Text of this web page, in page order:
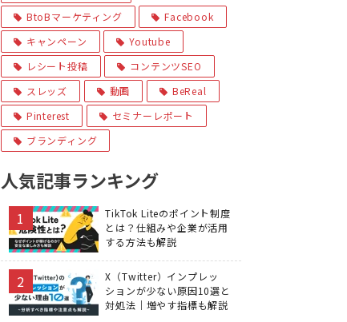
BtoBマーケティング
Facebook
キャンペーン
Youtube
レシート投稿
コンテンツSEO
スレッズ
動画
BeReal
Pinterest
セミナーレポート
ブランディング
人気記事ランキング
TikTok Liteのポイント制度
とは？仕組みや企業が活用
する方法も解説
X（Twitter）インプレッ
ションが少ない原因10選と
対処法｜増やす指標も解説